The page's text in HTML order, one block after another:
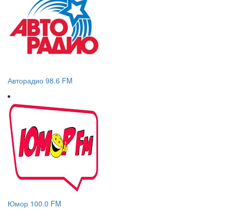
Авторадио 98.6 FM
Юмор 100.0 FM